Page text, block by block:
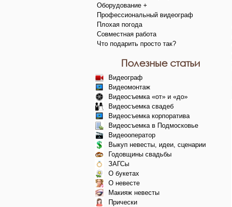
Оборудование +
Профессиональный видеограф
Плохая погода
Совместная работа
Что подарить просто так?
Полезные статьи
Видеограф
Видеомонтаж
Видеосъемка «от» и «до»
Видеосъемка свадеб
Видеосъемка корпоратива
Видеосъемка в Подмосковье
Видеооператор
Выкуп невесты, идеи, сценарии
Годовщины свадьбы
ЗАГСы
О букетах
О невесте
Макияж невесты
Прически